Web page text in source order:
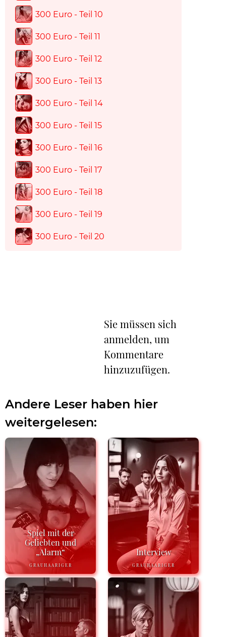
300 Euro - Teil 10
300 Euro - Teil 11
300 Euro - Teil 12
300 Euro - Teil 13
300 Euro - Teil 14
300 Euro - Teil 15
300 Euro - Teil 16
300 Euro - Teil 17
300 Euro - Teil 18
300 Euro - Teil 19
300 Euro - Teil 20
Sie müssen sich
anmelden, um
Kommentare
hinzuzufügen.
Andere Leser haben hier
weitergelesen:
Spiel mit der
Geliebten und
„Alarm“
GRAUHAARIGER
Interview
GRAUHAARIGER